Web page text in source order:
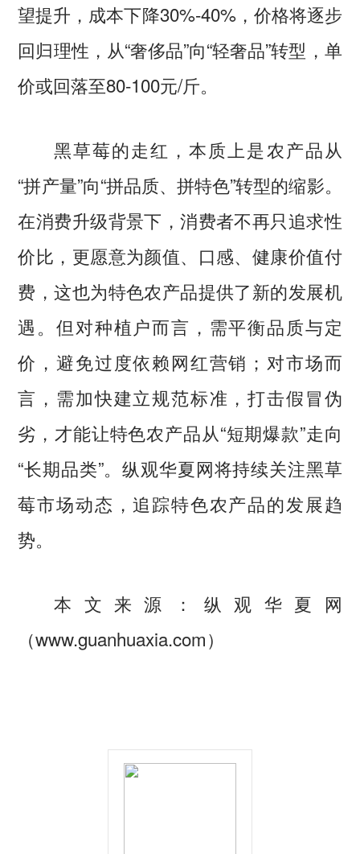
望提升，成本下降30%-40%，价格将逐步
回归理性，从“奢侈品”向“轻奢品”转型，单
价或回落至80-100元/斤。
黑草莓的走红，本质上是农产品从
“拼产量”向“拼品质、拼特色”转型的缩影。
在消费升级背景下，消费者不再只追求性
价比，更愿意为颜值、口感、健康价值付
费，这也为特色农产品提供了新的发展机
遇。但对种植户而言，需平衡品质与定
价，避免过度依赖网红营销；对市场而
言，需加快建立规范标准，打击假冒伪
劣，才能让特色农产品从“短期爆款”走向
“长期品类”。纵观华夏网将持续关注黑草
莓市场动态，追踪特色农产品的发展趋
势。
本文来源：纵观华夏网
（www.guanhuaxia.com）